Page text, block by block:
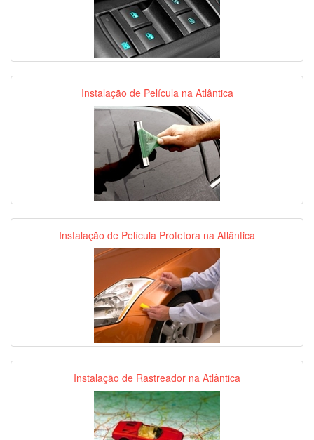
Instalação de Película na Atlântica
Instalação de Película Protetora na Atlântica
Instalação de Rastreador na Atlântica